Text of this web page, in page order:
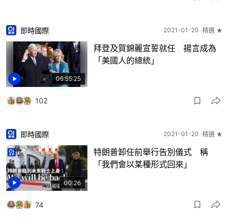
06:55:25
即時國際 2021-01-20 精選 ★
拜登及賀錦麗宣誓就任 揚言成為
「美國人的總統」
102
00:26
即時國際 2021-01-20 精選 ★
特朗普卸任前舉行告別儀式 稱
「我們會以某種形式回來」
74